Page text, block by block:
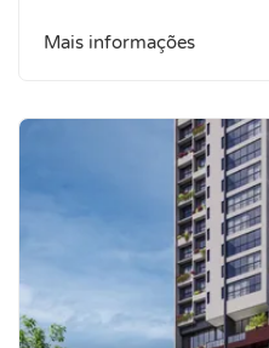
Mais informações